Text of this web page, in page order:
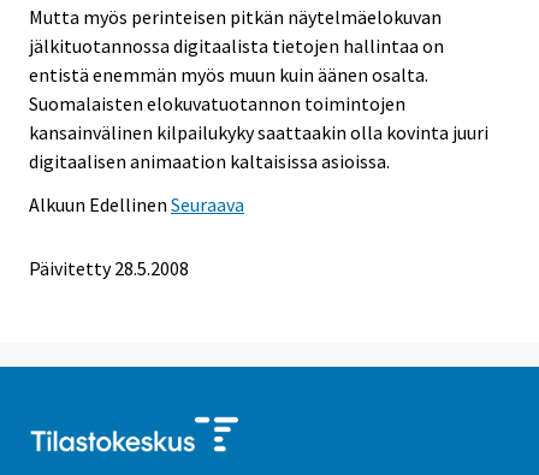
Mutta myös perinteisen pitkän näytelmäelokuvan
jälkituotannossa digitaalista tietojen hallintaa on
entistä enemmän myös muun kuin äänen osalta.
Suomalaisten elokuvatuotannon toimintojen
kansainvälinen kilpailukyky saattaakin olla kovinta juuri
digitaalisen animaation kaltaisissa asioissa.
Alkuun Edellinen Seuraava
Päivitetty28.5.2008